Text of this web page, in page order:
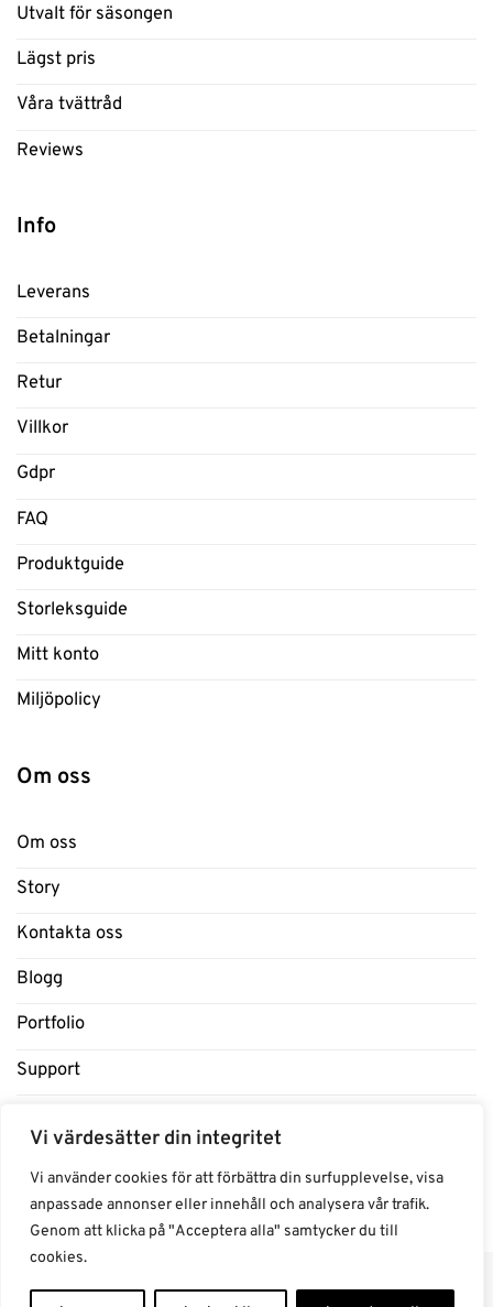
Vi värdesätter din integritet
Vi använder cookies för att förbättra din surfupplevelse, visa
anpassade annonser eller innehåll och analysera vår trafik.
Genom att klicka på "Acceptera alla" samtycker du till
cookies.
Utvalt för säsongen
Lägst pris
Våra tvättråd
Reviews
Info
Leverans
Betalningar
Retur
Villkor
Gdpr
FAQ
Produktguide
Storleksguide
Mitt konto
Miljöpolicy
Om oss
Om oss
Story
Kontakta oss
Blogg
Portfolio
Support